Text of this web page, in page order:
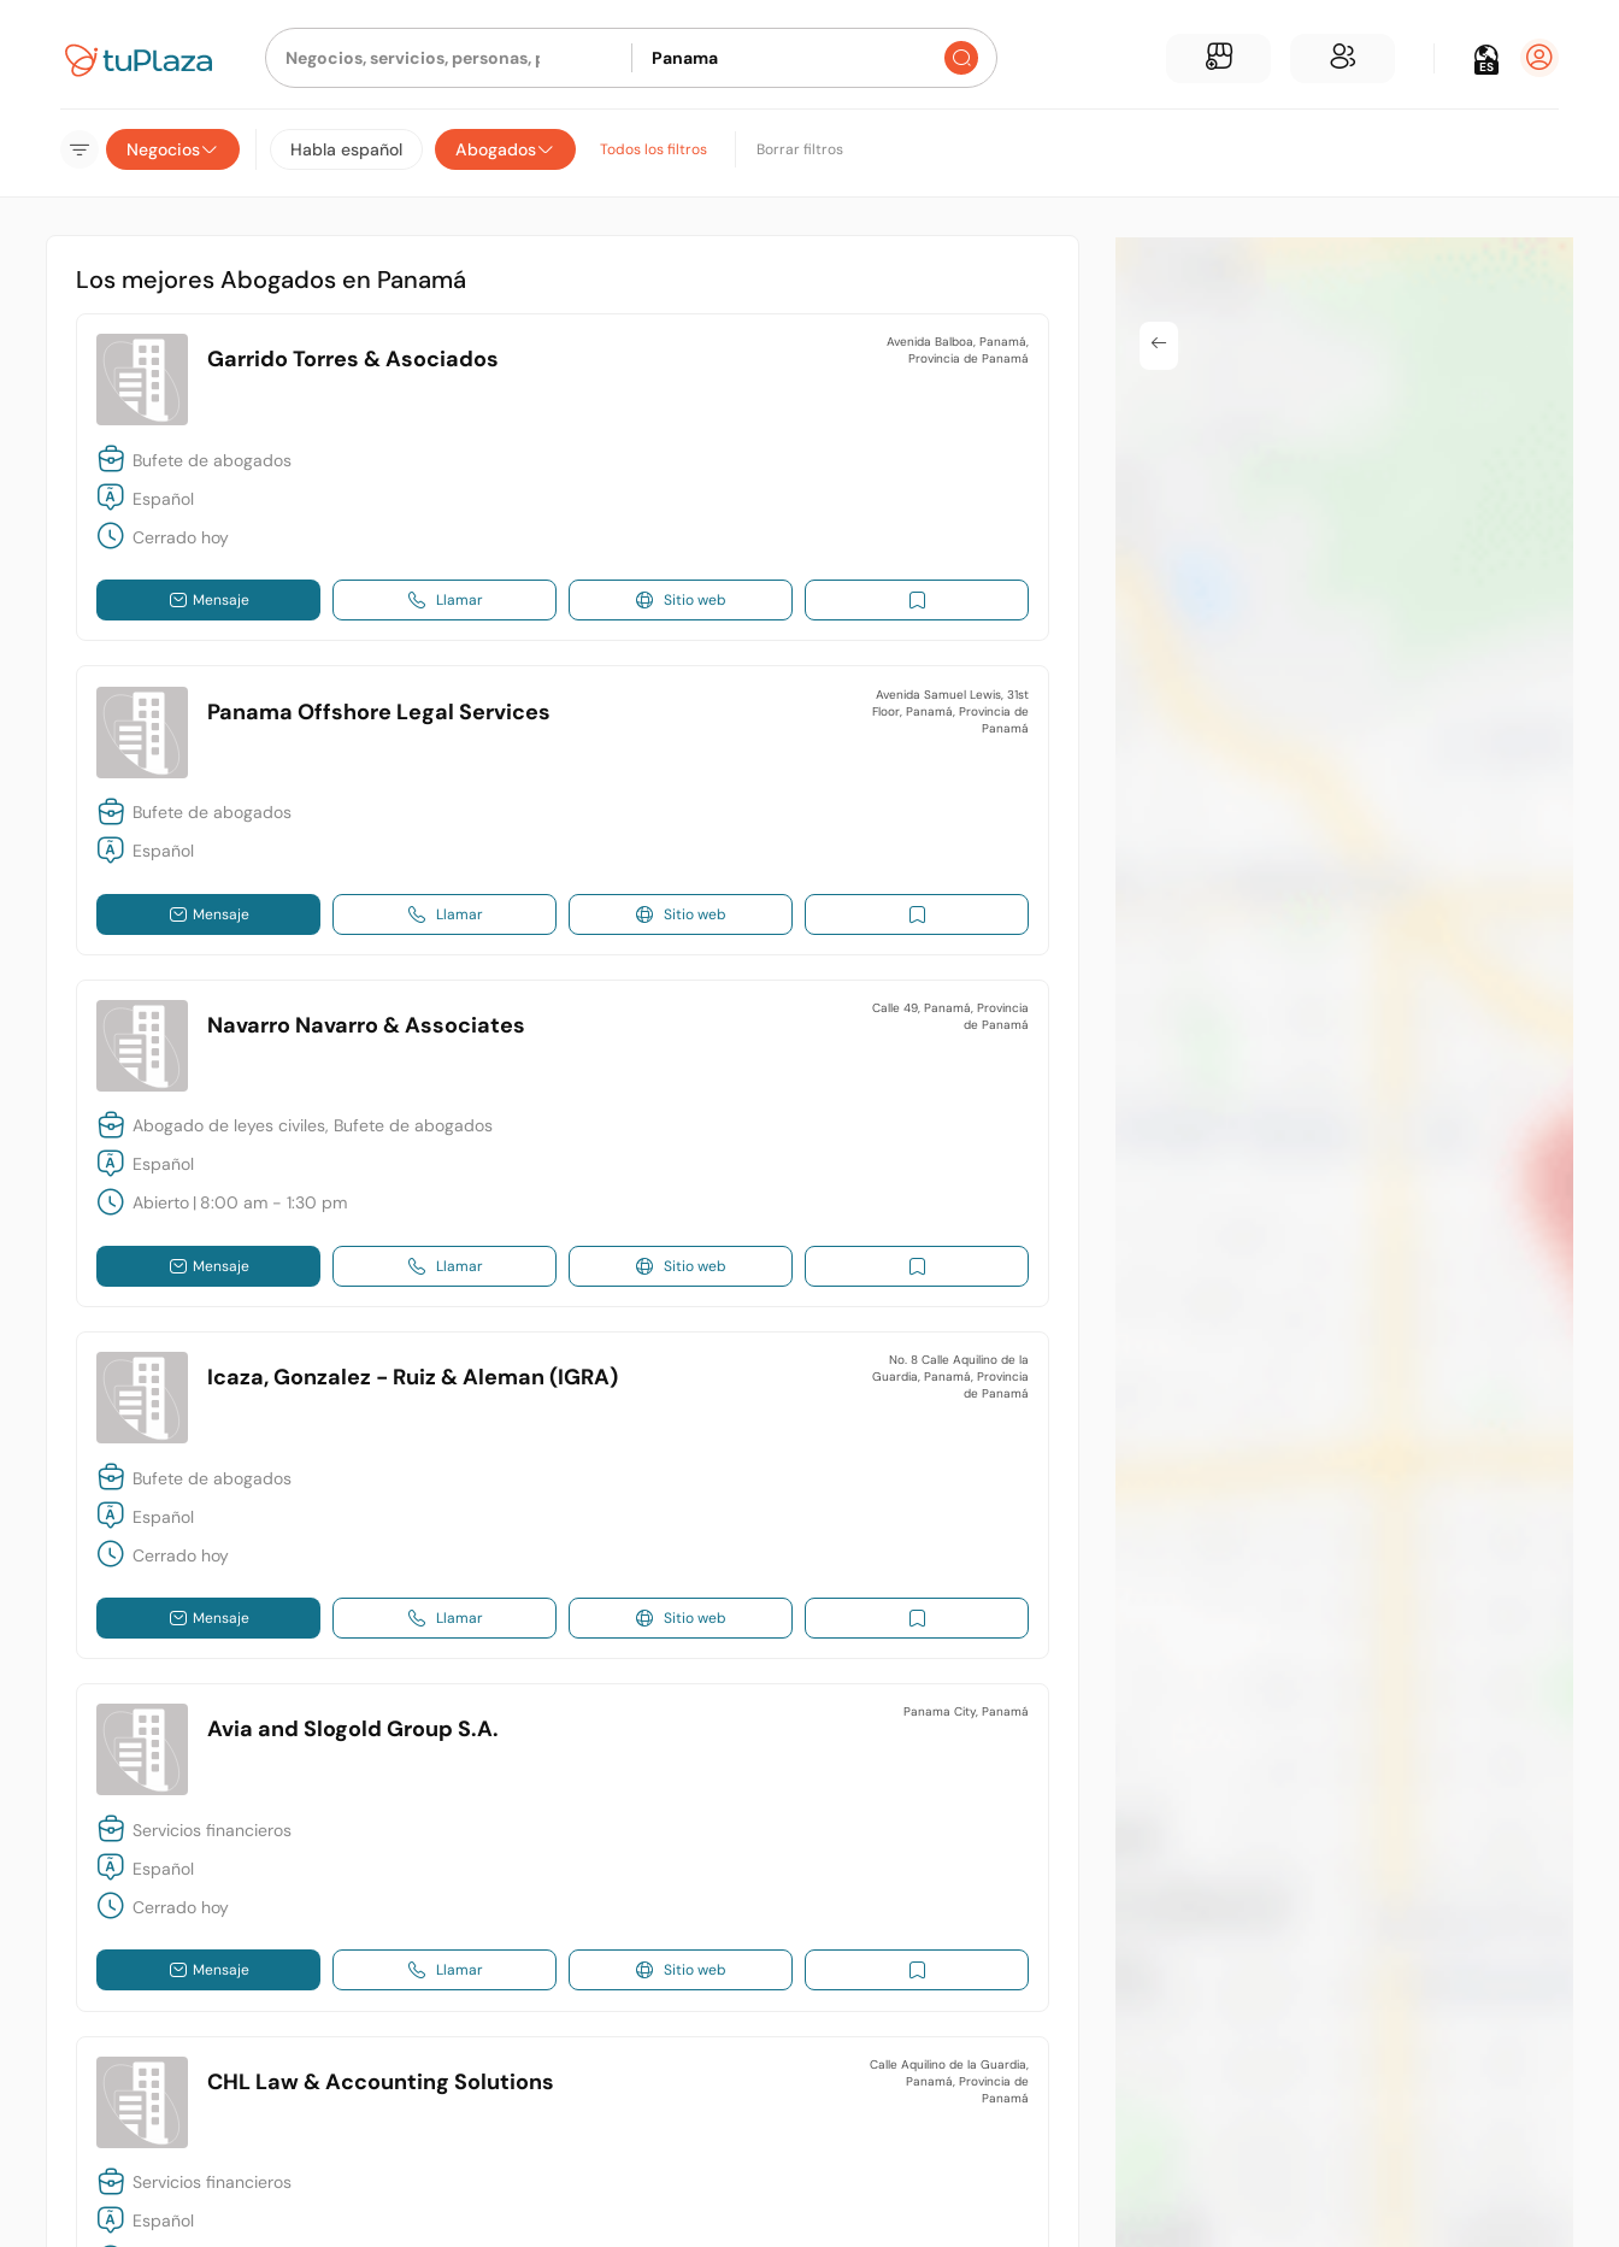
ES
Negocios Habla español Abogados Todos los filtros Borrar filtros
Los mejores Abogados en Panamá
Garrido Torres & Asociados
Avenida Balboa, Panamá,
Provincia de Panamá
Bufete de abogados
Español
Cerrado hoy
Mensaje Llamar Sitio web
Panama Offshore Legal Services
Avenida Samuel Lewis, 31st
Floor, Panamá, Provincia de
Panamá
Bufete de abogados
Español
Mensaje Llamar Sitio web
Navarro Navarro & Associates
Calle 49, Panamá, Provincia
de Panamá
Abogado de leyes civiles, Bufete de abogados
Español
Abierto | 8:00 am - 1:30 pm
Mensaje Llamar Sitio web
Icaza, Gonzalez - Ruiz & Aleman (IGRA)
No. 8 Calle Aquilino de la
Guardia, Panamá, Provincia
de Panamá
Bufete de abogados
Español
Cerrado hoy
Mensaje Llamar Sitio web
Avia and Slogold Group S.A.
Panama City, Panamá
Servicios financieros
Español
Cerrado hoy
Mensaje Llamar Sitio web
CHL Law & Accounting Solutions
Calle Aquilino de la Guardia,
Panamá, Provincia de
Panamá
Servicios financieros
Español